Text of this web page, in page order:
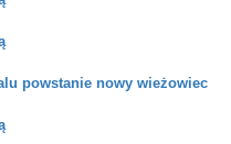
powstanie nowy wieżowiec